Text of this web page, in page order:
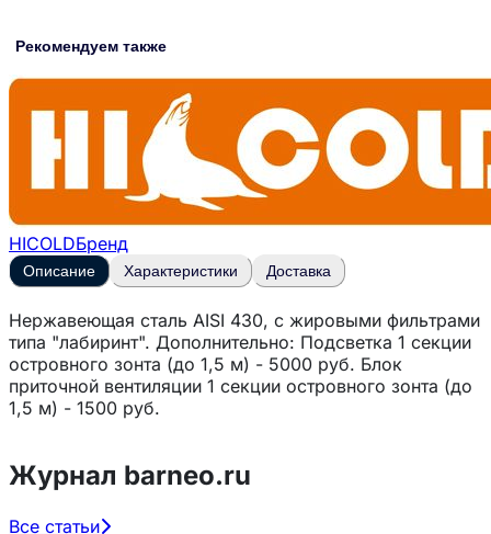
Рекомендуем также
HICOLDБренд
Описание Характеристики Доставка
Нержавеющая сталь AISI 430, с жировыми фильтрами
типа "лабиринт". Дополнительно: Подсветка 1 секции
островного зонта (до 1,5 м) - 5000 руб. Блок
приточной вентиляции 1 секции островного зонта (до
1,5 м) - 1500 руб.
Журнал barneo.ru
Все статьи